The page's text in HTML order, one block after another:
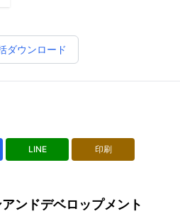
ダウンロード
LINE 印刷
ンドデベロップメント